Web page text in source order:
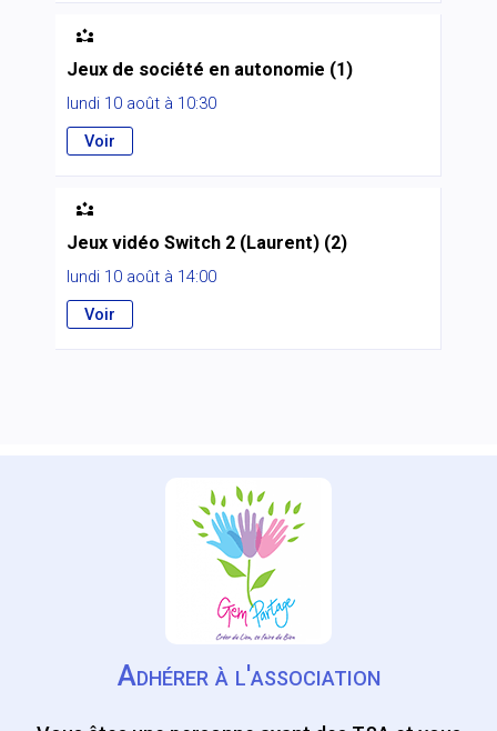

Jeux de société en autonomie (1)
lundi 10 août à 10:30
Voir

Jeux vidéo Switch 2 (Laurent) (2)
lundi 10 août à 14:00
Voir
Adhérer à l'association